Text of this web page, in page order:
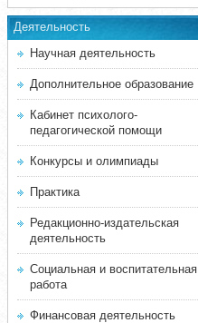
Деятельность
Научная деятельность
Дополнительное образование
Кабинет психолого-
педагогической помощи
Конкурсы и олимпиады
Практика
Редакционно-издательская
деятельность
Социальная и воспитательная
работа
Финансовая деятельность